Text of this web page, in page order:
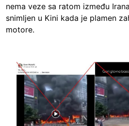
nema veze sa ratom između
snimljen u Kini kada je plamen
motore.
Image